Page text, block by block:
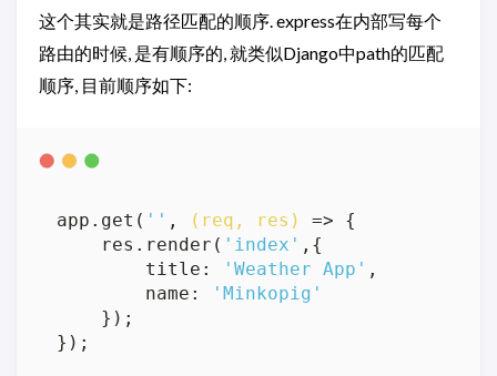
这个其实就是路径匹配的顺序. express在内部写每个
路由的时候, 是有顺序的, 就类似Django中path的匹配
顺序, 目前顺序如下:
app.get( '' , (req, res) => {
    res.render(
'index' ,{
        title:
'Weather App' ,
        name:
'Minkopig'
    });
});